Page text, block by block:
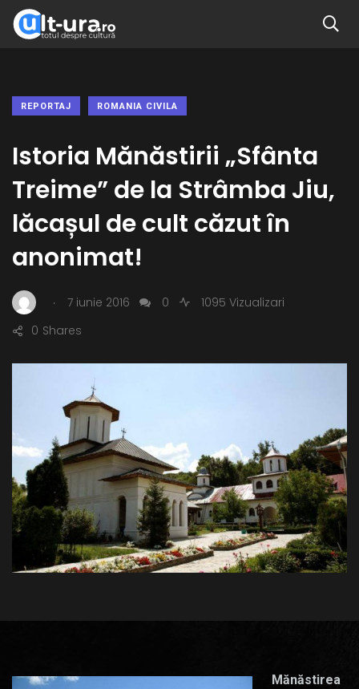
REPORTAJ ROMANIA CIVILA
Istoria Mănăstirii „Sfânta
Treime” de la Strâmba Jiu,
lăcașul de cult căzut în
anonimat!
. 7 iunie 2016 0
1095 Vizualizari
Shares
0
Mănăstirea